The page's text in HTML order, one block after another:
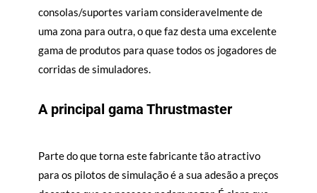
consolas/suportes variam consideravelmente de
uma zona para outra, o que faz desta uma excelente
gama de produtos para quase todos os jogadores de
corridas de simuladores.
A principal gama Thrustmaster
Parte do que torna este fabricante tão atractivo
para os pilotos de simulação é a sua adesão a preços